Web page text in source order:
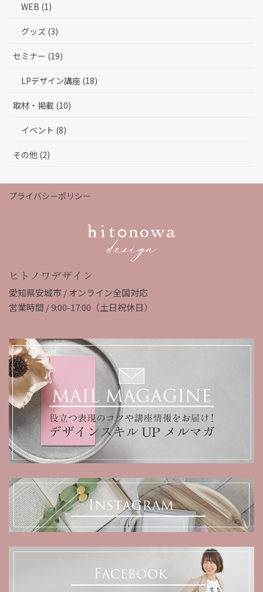
WEB (1)
グッズ (3)
セミナー (19)
LPデザイン講座 (18)
取材・掲載 (10)
イベント (8)
その他 (2)
プライバシーポリシー
ヒトノワデザイン
愛知県安城市 / オンライン全国対応
営業時間 / 9:00-17:00（土日祝休日）